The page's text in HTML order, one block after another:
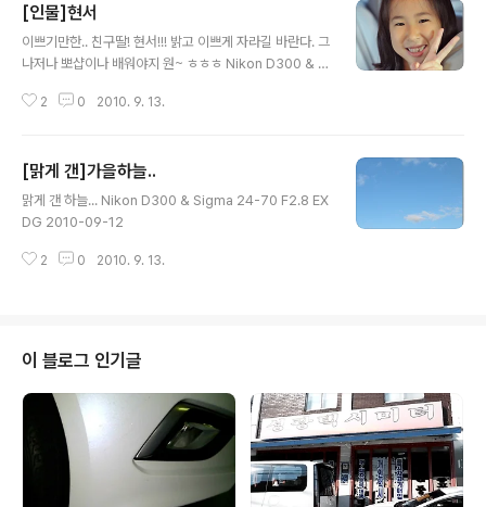
[인물]현서
이쁘기만한.. 친구딸! 현서!!! 밝고 이쁘게 자라길 바란다. 그
나저나 뽀샵이나 배워야지 원~ ㅎㅎㅎ Nikon D300 & Si
2 0 2010. 9. 13.
[맑게 갠]가을하늘..
맑게 갠 하늘... Nikon D300 & Sigma 24-70 F2.8 EX
DG 2010-09-12
2 0 2010. 9. 13.
이 블로그 인기글